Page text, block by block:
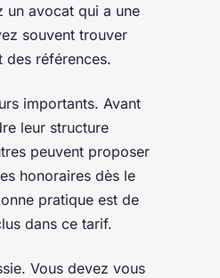
un avocat qui a une
souvent trouver
des références.
importants. Avant
leur structure
peuvent proposer
honoraires dès le
pratique est de
dans ce tarif.
Vous devez vous